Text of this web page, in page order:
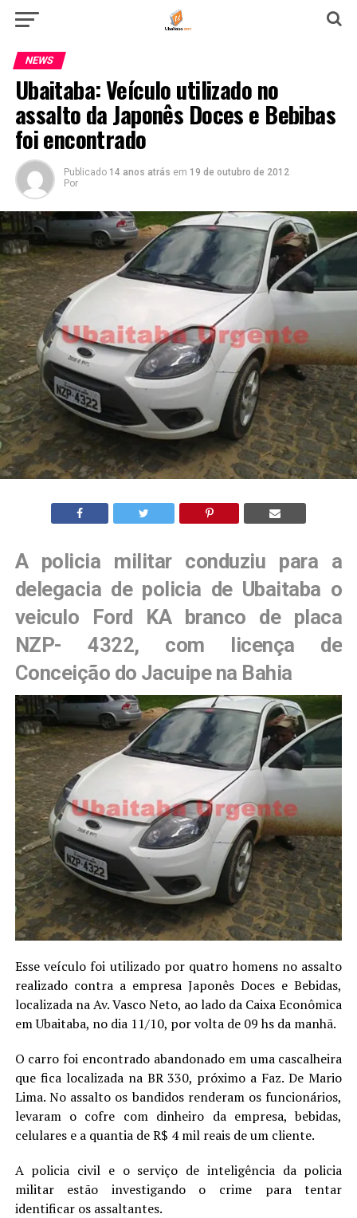
NEWS
Ubaitaba: Veículo utilizado no
assalto da Japonês Doces e Bebibas
foi encontrado
Publicado 14 anos atrás em 19 de outubro de 2012
Por
A policia militar conduziu para a
delegacia de policia de Ubaitaba o
veiculo Ford KA branco de placa
NZP- 4322, com licença de
Conceição do Jacuipe na Bahia
Esse veículo foi utilizado por quatro homens no assalto
realizado contra a empresa Japonês Doces e Bebidas,
localizada na Av. Vasco Neto, ao lado da Caixa Econômica
em Ubaitaba, no dia 11/10, por volta de 09 hs da manhã.
O carro foi encontrado abandonado em uma cascalheira
que fica localizada na BR 330, próximo a Faz. De Mario
Lima. No assalto os bandidos renderam os funcionários,
levaram o cofre com dinheiro da empresa, bebidas,
celulares e a quantia de R$ 4 mil reais de um cliente.
A policia civil e o serviço de inteligência da policia
militar estão investigando o crime para tentar
identificar os assaltantes.